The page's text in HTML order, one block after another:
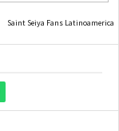
Saint Seiya Fans Latinoamerica